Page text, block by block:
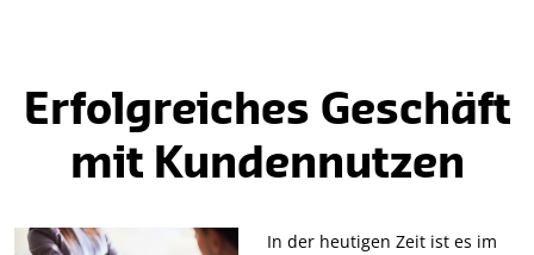
Erfolgreiches Geschäft
mit Kundennutzen
In der heutigen Zeit ist es im